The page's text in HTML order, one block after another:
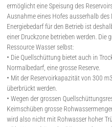
ermöglicht eine Speisung des
Ausnahme eines Hofes ausserhalb des
Energiebedarf für den Betrieb ist
einer Druckzone betrieben werden. Die
Ressource Wasser selbst:
• Die Quellschüttung bietet auch in
Normalbedarf, eine grosse Reserve.
• Mit der Reservoirkapazität von 300
überbrückt werden.
• Wegen der grossen
Keimschüben grosse
wird also nicht mit Rohwasser hoher